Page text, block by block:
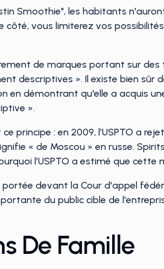
Smoothie", les habitants
côté, vous limiterez vos
de marques portant sur
descriptives ». Il existe bien sûr
en démontrant qu'elle a acquis
».
principe : en 2009, l’USPTO a
« de Moscou » en russe.
l’USPTO a estimé que cette
devant la Cour d'appel
du public cible de
De Famille